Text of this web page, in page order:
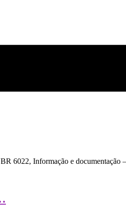
6022, Informação e